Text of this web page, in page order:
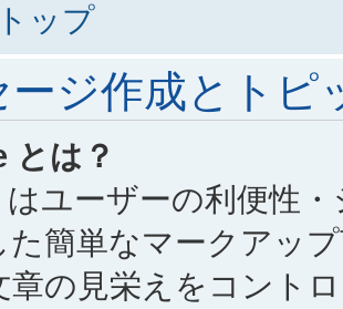
ップ
ージ作成とトピ
とは？
はユーザーの利便性
た簡単なマークアッ
章の見栄えをコント